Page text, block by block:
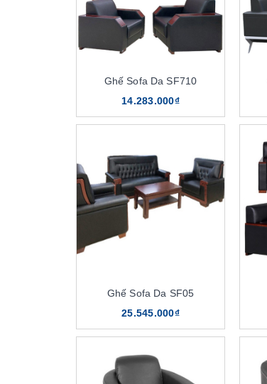
Ghế Sofa Da SF710
14.283.000₫
Ghế Sofa Da SF05
25.545.000₫